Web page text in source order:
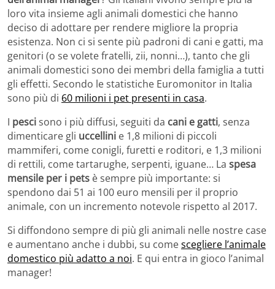
loro vita insieme agli animali domestici che hanno
deciso di adottare per rendere migliore la propria
esistenza. Non ci si sente più padroni di cani e gatti, ma
genitori (o se volete fratelli, zii, nonni…), tanto che gli
animali domestici sono dei membri della famiglia a tutti
gli effetti. Secondo le statistiche Euromonitor in Italia
sono più di 60 milioni i pet presenti in casa.
I pescisono i più diffusi, seguiti da cani e gatti, senza
dimenticare gli uccellini e 1,8 milioni di piccoli
mammiferi, come conigli, furetti e roditori, e 1,3 milioni
di rettili, come tartarughe, serpenti, iguane… La spesa
mensile per i pets è sempre più importante: si
spendono dai 51 ai 100 euro mensili per il proprio
animale, con un incremento notevole rispetto al 2017.
Si diffondono sempre di più gli animali nelle nostre case
e aumentano anche i dubbi, su comescegliere l’animale
domestico più adatto a noi. E qui entra in gioco l’animal
manager!